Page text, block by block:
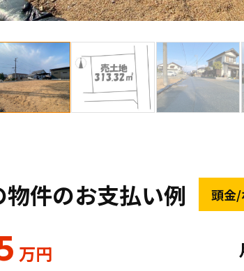
物件のお支払い例 頭金/
万円